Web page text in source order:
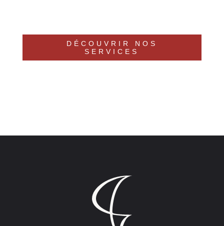
DÉCOUVRIR NOS
SERVICES